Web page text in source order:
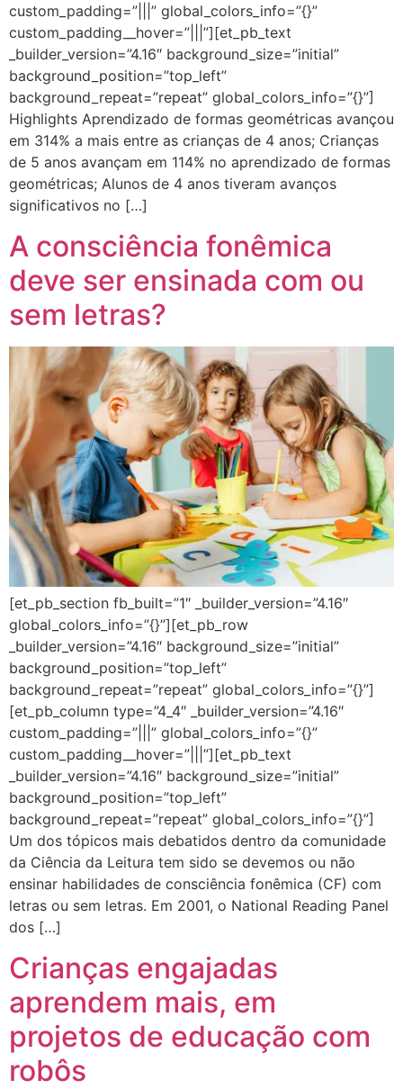
custom_padding=”|||” global_colors_info=”{}”
custom_padding__hover=”|||”][et_pb_text
_builder_version=”4.16″ background_size=”initial”
background_position=”top_left”
background_repeat=”repeat” global_colors_info=”{}”]
Highlights Aprendizado de formas geométricas avançou
em 314% a mais entre as crianças de 4 anos; Crianças
de 5 anos avançam em 114% no aprendizado de formas
geométricas; Alunos de 4 anos tiveram avanços
significativos no […]
A consciência fonêmica
deve ser ensinada com ou
sem letras?
[et_pb_section fb_built=”1″ _builder_version=”4.16″
global_colors_info=”{}”][et_pb_row
_builder_version=”4.16″ background_size=”initial”
background_position=”top_left”
background_repeat=”repeat” global_colors_info=”{}”]
[et_pb_column type=”4_4″ _builder_version=”4.16″
custom_padding=”|||” global_colors_info=”{}”
custom_padding__hover=”|||”][et_pb_text
_builder_version=”4.16″ background_size=”initial”
background_position=”top_left”
background_repeat=”repeat” global_colors_info=”{}”]
Um dos tópicos mais debatidos dentro da comunidade
da Ciência da Leitura tem sido se devemos ou não
ensinar habilidades de consciência fonêmica (CF) com
letras ou sem letras. Em 2001, o National Reading Panel
dos […]
Crianças engajadas
aprendem mais, em
projetos de educação com
robôs